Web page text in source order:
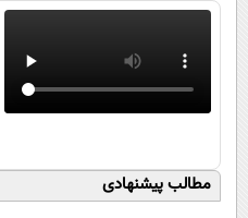
مطالب پیشنهادی